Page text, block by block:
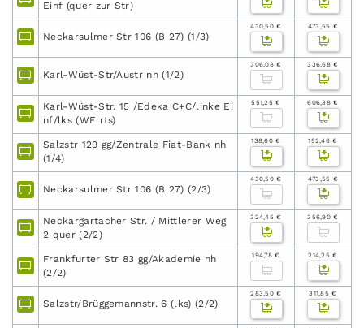
Einf (quer zur Str)
Neckarsulmer Str 106 (B 27) (1/3)
430,50 € 473,55 €
Karl-Wüst-Str/Austr nh (1/2)
306,08 € 336,68 €
Karl-Wüst-Str. 15 /Edeka C+C/linke Ei
nf/lks (WE rts)
551,25 € 606,38 €
Salzstr 129 gg/Zentrale Fiat-Bank nh
(1/4)
138,60 € 152,46 €
Neckarsulmer Str 106 (B 27) (2/3)
430,50 € 473,55 €
Neckargartacher Str. / Mittlerer Weg
2 quer (2/2)
324,45 € 356,90 €
Frankfurter Str 83 gg/Akademie nh
(2/2)
194,78 € 214,25 €
Salzstr/Brüggemannstr. 6 (lks) (2/2)
283,50 € 311,85 €